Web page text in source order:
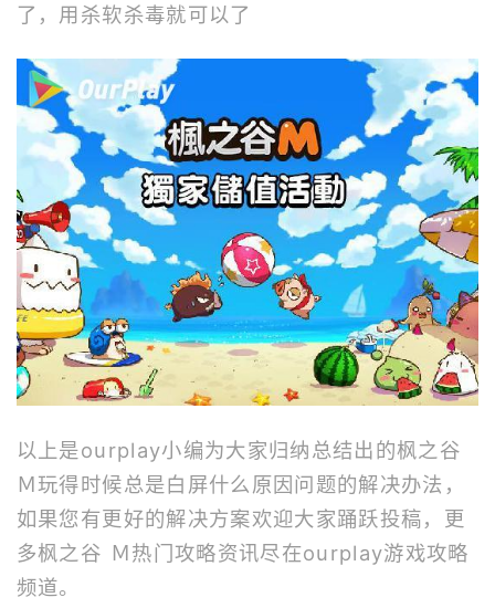
了，用杀软杀毒就可以了
以上是ourplay小编为大家归纳总结出的枫之谷
Ｍ玩得时候总是白屏什么原因问题的解决办法，
如果您有更好的解决方案欢迎大家踊跃投稿，更
多枫之谷 Ｍ热门攻略资讯尽在ourplay游戏攻略
频道。